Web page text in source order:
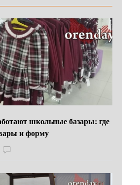
школьные базары: где
и форму